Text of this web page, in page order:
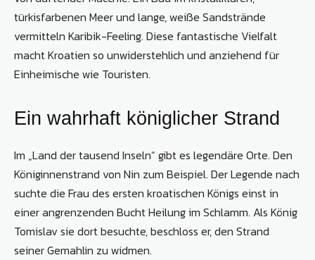
türkisfarbenen Meer und lange, weiße Sandstrände
vermitteln Karibik-Feeling. Diese fantastische Vielfalt
macht Kroatien so unwiderstehlich und anziehend für
Einheimische wie Touristen.
Ein wahrhaft königlicher Strand
Im „Land der tausend Inseln“ gibt es legendäre Orte. Den
Königinnenstrand von Nin zum Beispiel. Der Legende nach
suchte die Frau des ersten kroatischen Königs einst in
einer angrenzenden Bucht Heilung im Schlamm. Als König
Tomislav sie dort besuchte, beschloss er, den Strand
seiner Gemahlin zu widmen.